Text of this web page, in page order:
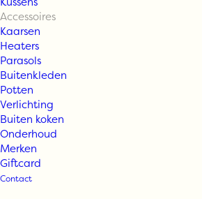
Accessoires
Kaarsen
Heaters
Parasols
Buitenkleden
Potten
Verlichting
Buiten koken
Onderhoud
Merken
Giftcard
Contact
Mon Dada –
Octo Binnen
Diffuser –